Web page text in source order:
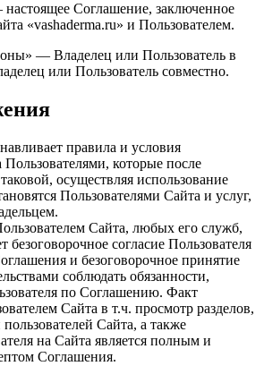
Соглашение, заключенное
«vashaderma.ru» и Пользователем.
— Владелец или Пользователь в
или Пользователь совместно.
правила и условия
Пользователями, которые после
осуществляя использование
Пользователями Сайта и услуг,
Сайта, любых его служб,
безоговорочное согласие Пользователя
и безоговорочное принятие
соблюдать обязанности,
по Соглашению. Факт
Сайта в т.ч. просмотр разделов,
Сайта, а также
на Сайта является полным и
Соглашения.